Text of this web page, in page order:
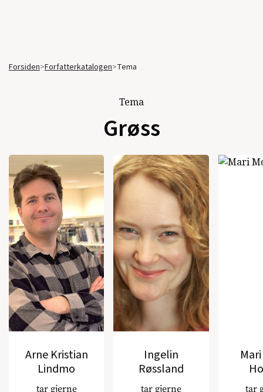
Forsiden>Forfatterkatalogen>Tema
Tema
Grøss
Arne Kristian
Lindmo
tar gjerne
Ingelin
Røssland
tar gjerne
tar